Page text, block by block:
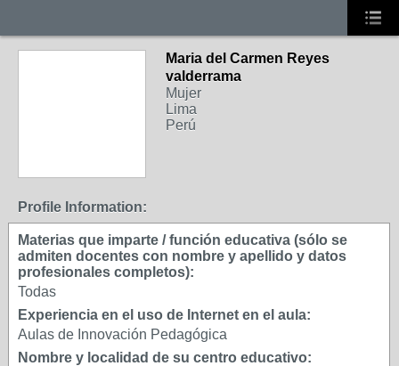
Maria del Carmen Reyes
valderrama
Mujer
Lima
Perú
Profile Information:
Materias que imparte / función educativa (sólo se
admiten docentes con nombre y apellido y datos
profesionales completos):
Todas
Experiencia en el uso de Internet en el aula:
Aulas de Innovación Pedagógica
Nombre y localidad de su centro educativo: